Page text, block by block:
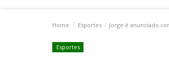
Home Esportes Jorge é anunciado
Esportes